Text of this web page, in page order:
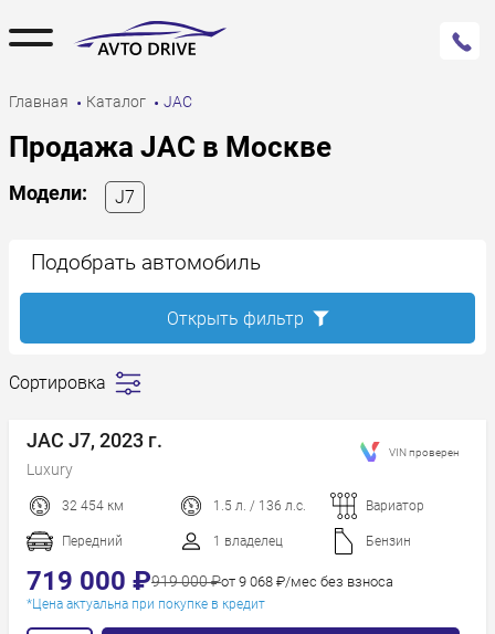
Главная Каталог JAC
Продажа JAC в Москве
Модели: J7
Сортировка
дешевле
Сначала
дороже
Пробег
Год новее
Год старше
JAC J7, 2023 г.
Luxury
32 454 км 1.5 л. / 136 л.с. Вариатор
Передний 1 владелец Бензин
719 000 ₽919 000 ₽от 9 068 ₽/мес без взноса
*Цена актуальна при покупке в кредит
VIN проверен
Подобрать автомобиль
Открыть фильтр